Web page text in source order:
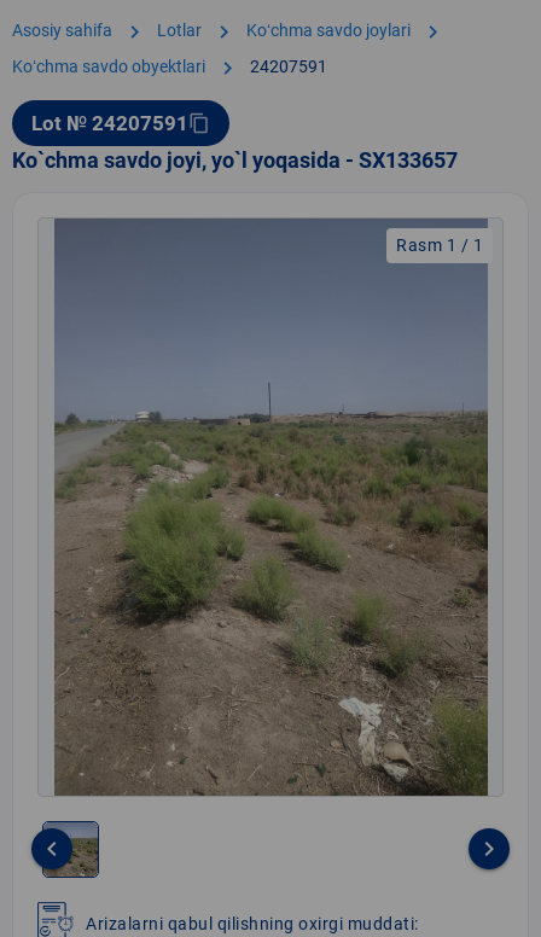
Asosiy sahifa chevron_right Lotlar chevron_right Koʻchma savdo joylari chevron_right
Koʻchma savdo obyektlari chevron_right 24207591
Lot № 24207591 content_copy
Ko`chma savdo joyi, yo`l yoqasida - SX133657
Rasm 1 / 1
1
keyboard_arrow_left keyboard_arrow_right
Arizalarni qabul qilishning oxirgi muddati: